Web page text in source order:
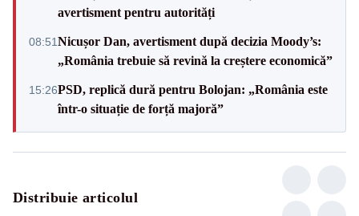
avertisment pentru autorități
08:51Nicușor Dan, avertisment după decizia Moody’s:
„România trebuie să revină la creștere economică”
15:26PSD, replică dură pentru Bolojan: „România este
într-o situație de forță majoră”
Distribuie articolul